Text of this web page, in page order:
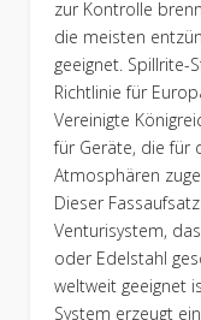
zur Kontrolle
die meisten
geeignet. Spillrite-
Richtlinie für
Vereinigte
für Geräte, die für
Atmosphären
Dieser
Venturisystem,
oder Edelstahl
weltweit geeignet
System erzeugt